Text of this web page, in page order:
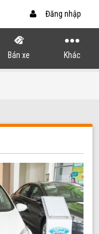
Đăng nhập
Bán xe Khác